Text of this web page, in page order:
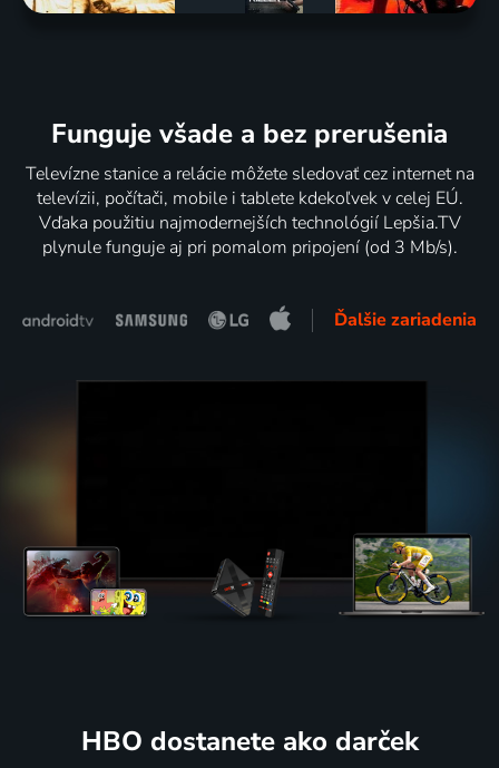
Funguje všade a bez prerušenia
Televízne stanice a relácie môžete sledovať cez internet na
televízii, počítači, mobile i tablete kdekoľvek v celej EÚ.
Vďaka použitiu najmodernejších technológií Lepšia.TV
plynule funguje aj pri pomalom pripojení (od 3 Mb/s).
Ďalšie zariadenia
HBO dostanete ako darček